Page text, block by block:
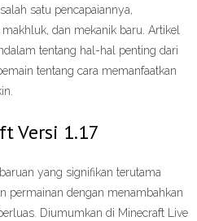
satu pencapaiannya,
dan mekanik baru. Artikel
tentang hal-hal penting dari
tentang cara memanfaatkan
Versi 1.17
yang signifikan terutama
permainan dengan menambahkan
Diumumkan di Minecraft Live